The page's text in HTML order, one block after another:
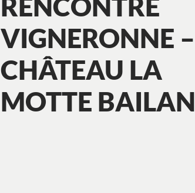
VIGNERONNE –
CHÂTEAU LA
MOTTE BAILAN